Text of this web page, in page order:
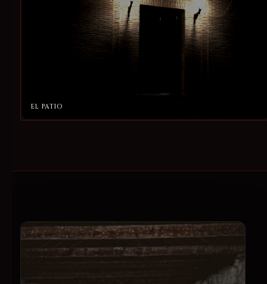
EL PATIO